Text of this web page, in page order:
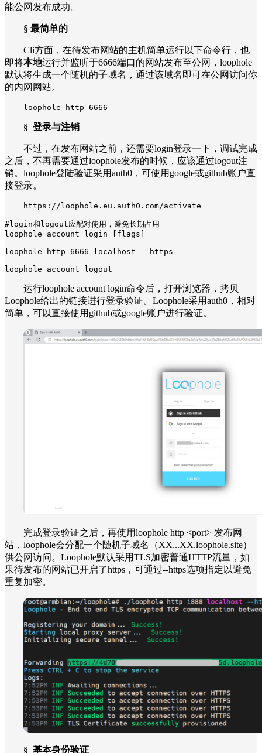
能公网发布成功。
§ 最简单的
Cli方面，在待发布网站的主机简单运行以下命令行，也
即将本地运行并监听于6666端口的网站发布至公网，loophole
默认将生成一个随机的子域名，通过该域名即可在公网访问你
的内网网站。
loophole http 6666
§ 登录与注销
不过，在发布网站之前，还需要login登录一下，调试完成
之后，不再需要通过loophole发布的时候，应该通过logout注
销。loophole登陆验证采用auth0，可使用google或github账户直
接登录。
https://loophole.eu.auth0.com/activate
#login和logout应配对使用，避免长期占用
loophole account login [flags]
loophole http 6666 localhost --https
loophole account logout
运行loophole account login命令后，打开浏览器，拷贝
Loophole给出的链接进行登录验证。Loophole采用auth0，相对
简单，可以直接使用github或google账户进行验证。
完成登录验证之后，再使用loophole http <port> 发布网
站，loophole会分配一个随机子域名（XX...XX.loophole.site）
供公网访问。Loophole默认采用TLS加密普通HTTP流量，如
果待发布的网站已开启了https，可通过--https选项指定以避免
重复加密。
§ 基本身份验证